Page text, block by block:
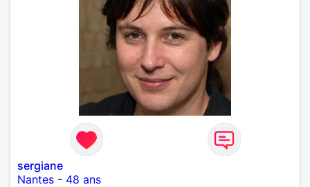
sergiane
Nantes - 48 ans